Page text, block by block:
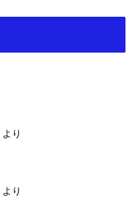
より
より